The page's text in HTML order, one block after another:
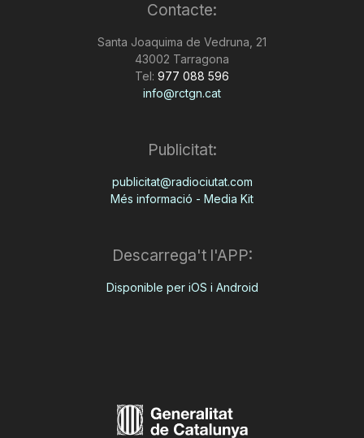
Contacte:
Santa Joaquima de Vedruna, 21
43002 Tarragona
Tel: 977 088 596
info@rctgn.cat
Publicitat:
publicitat@radiociutat.com
Més informació - Media Kit
Descarrega't l'APP:
Disponible per iOS i Android